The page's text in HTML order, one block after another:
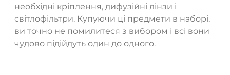
необхідні кріплення, дифузійні лінзи і
світлофільтри. Купуючи ці предмети в наборі,
ви точно не помилитеся з вибором і всі вони
чудово підійдуть один до одного.